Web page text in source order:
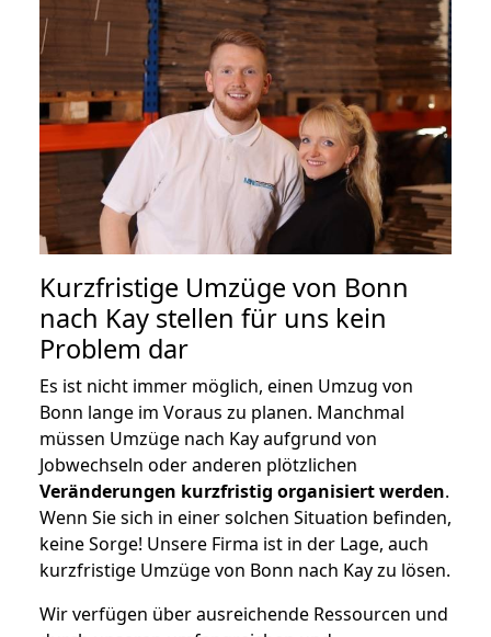
Kurzfristige Umzüge von Bonn
nach Kay stellen für uns kein
Problem dar
Es ist nicht immer möglich, einen Umzug von
Bonn lange im Voraus zu planen. Manchmal
müssen Umzüge nach Kay aufgrund von
Jobwechseln oder anderen plötzlichen
Veränderungen kurzfristig organisiert werden.
Wenn Sie sich in einer solchen Situation befinden,
keine Sorge! Unsere Firma ist in der Lage, auch
kurzfristige Umzüge von Bonn nach Kay zu lösen.
Wir verfügen über ausreichende Ressourcen und